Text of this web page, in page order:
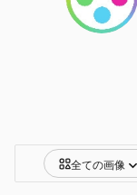
全ての画像